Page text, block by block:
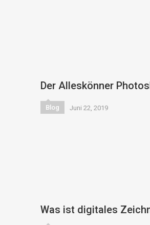
Der Alleskönner
Blog Juni 22, 2019
Was ist digitales